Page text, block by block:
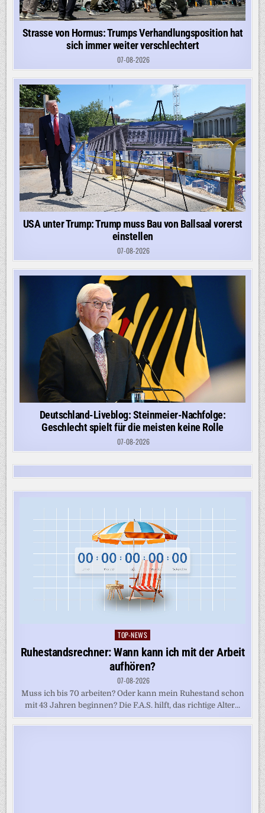
Strasse von Hormus: Trumps Verhandlungsposition hat
sich immer weiter verschlechtert
07-08-2026
USA unter Trump: Trump muss Bau von Ballsaal vorerst
einstellen
07-08-2026
Deutschland-Liveblog: Steinmeier-Nachfolge:
Geschlecht spielt für die meisten keine Rolle
07-08-2026
Posted
in
TOP-NEWS
Ruhestandsrechner: Wann kann ich mit der Arbeit
aufhören?
07-08-2026
Muss ich bis 70 arbeiten? Oder kann mein Ruhestand schon
mit 43 Jahren beginnen? Die F.A.S. hilft, das richtige Alter...